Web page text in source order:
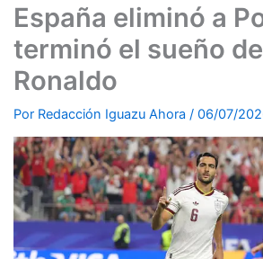
España eliminó a
terminó el sueño
Ronaldo
Por Redacción Iguazu Ahora / 06/07/